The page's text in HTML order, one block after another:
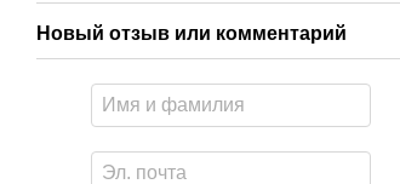
Новый отзыв или комментарий